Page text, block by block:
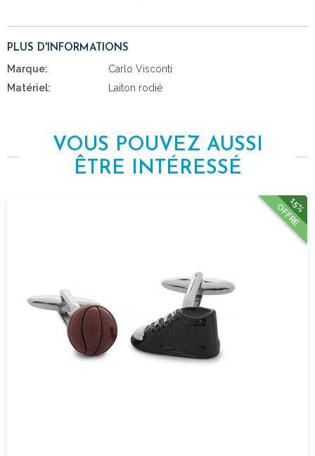
PLUS D'INFORMATIONS
Marque:
Carlo Visconti
Matériel:
Laiton rodié
VOUS POUVEZ AUSSI
ÊTRE INTÉRESSÉ
15%
OFFRE